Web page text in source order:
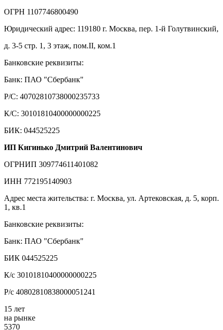
ОГРН 1107746800490
Юридический адрес: 119180 г. Москва, пер. 1-й Голутвинский,
д. 3-5 стр. 1, 3 этаж, пом.II, ком.1
Банковские реквизиты:
Банк: ПАО "Сбербанк"
Р/С: 40702810738000235733
К/С: 30101810400000000225
БИК: 044525225
ИП Кигинько Дмитрий Валентинович
ОГРНИП 309774611401082
ИНН 772195140903
Адрес места жительства: г. Москва, ул. Артековская, д. 5, корп.
1, кв.1
Банковские реквизиты:
Банк: ПАО "Сбербанк"
БИК 044525225
К/с 30101810400000000225
Р/с 40802810838000051241
15 лет
на рынке
5370